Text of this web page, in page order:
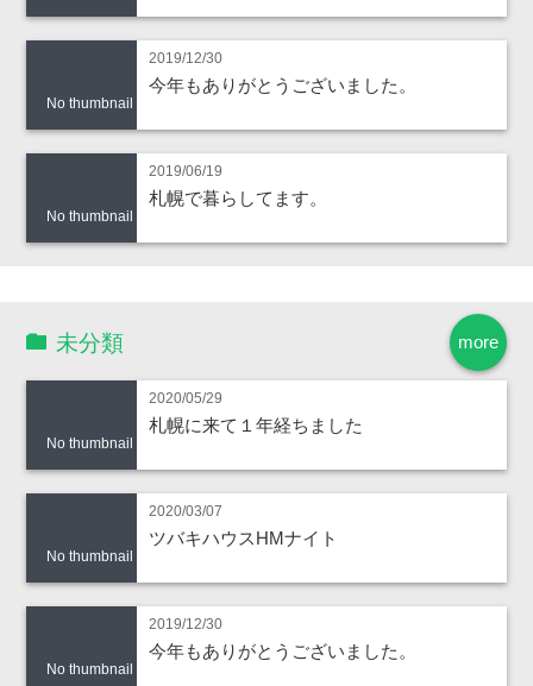
No thumbnail
2019/12/30
今年もありがとうございました。
No thumbnail
2019/06/19
札幌で暮らしてます。
more
未分類
No thumbnail
2020/05/29
札幌に来て１年経ちました
No thumbnail
2020/03/07
ツバキハウスHMナイト
No thumbnail
2019/12/30
今年もありがとうございました。